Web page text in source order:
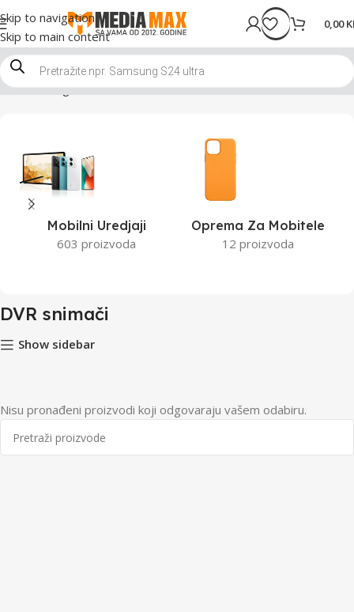
Skip to navigation
Skip to main content
0,00
Početna Trgovina Video nadzor DVR snimači
Mobilni Uredjaji
603 proizvoda
Oprema Za Mobitele
12 proizvoda
DVR snimači
Show sidebar
Nisu pronađeni proizvodi koji odgovaraju vašem odabiru.